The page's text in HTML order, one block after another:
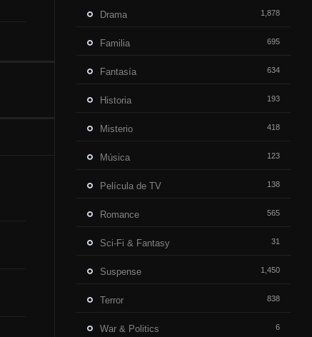
Drama 1,878
Familia 695
Fantasía 634
Historia 193
Misterio 418
Música 123
Película de TV 138
Romance 565
Sci-Fi & Fantasy 31
Suspense 1,450
Terror 838
War & Politics 6